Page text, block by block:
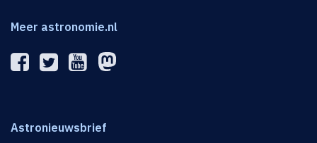
Meer astronomie.nl
Astronieuwsbrief